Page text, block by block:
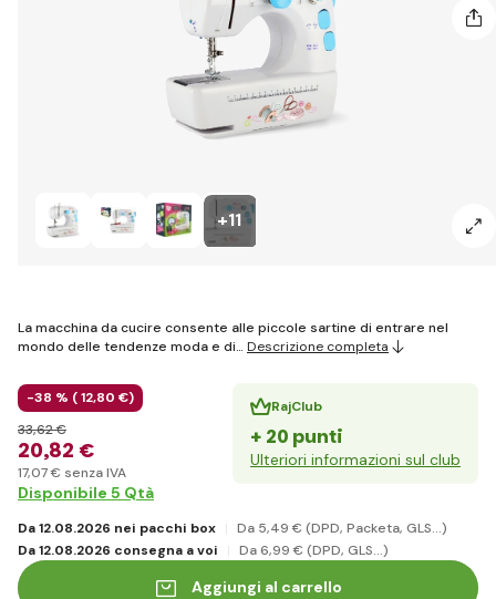
+11
La macchina da cucire consente alle piccole sartine di entrare nel
mondo delle tendenze moda e di… Descrizione completa
-38 % (12,80 €)
20,82 €
33,62 €
17,07 € senza IVA
RajClub
+ 20 punti
Ulteriori informazioni sul club
Disponibile 5 Qtà
Da 12.08.2026 nei pacchi box Da 5,49 € (DPD, Packeta, GLS...)
Da 12.08.2026 consegna a voi
Da 6,99 € (DPD, GLS...)
Aggiungi al carrello